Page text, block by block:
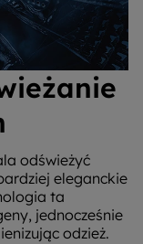
odświeżyć
eleganckie
ta
jednocześnie
odzież.